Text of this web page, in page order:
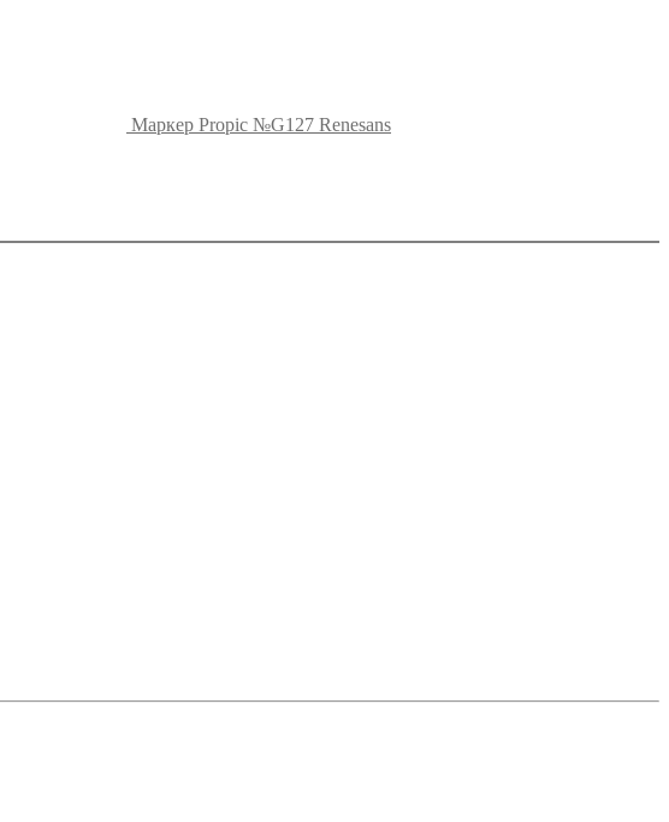
Маркер Propic №G127 Renesans